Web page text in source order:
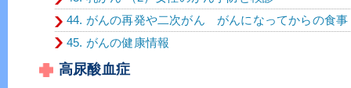
44. がんの再発や二次がん がんになってからの食事
45. がんの健康情報
高尿酸血症